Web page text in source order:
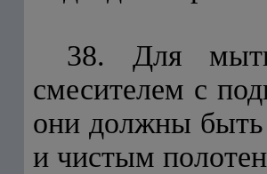
38. Для
смесителем с
они должны
и чистым